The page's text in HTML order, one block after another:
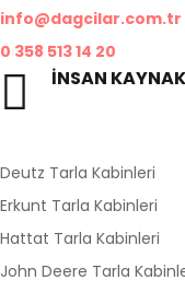
info@dagcilar.com.tr
0 358 513 14 20
İNSAN
Deutz Tarla Kabinleri
Erkunt Tarla Kabinleri
Hattat Tarla Kabinleri
John Deere Tarla